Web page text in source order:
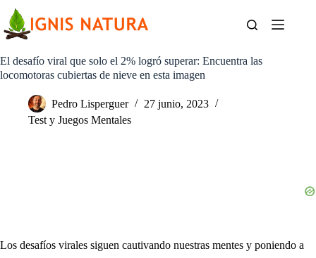
contenido
El desafío viral que solo el 2% logró superar: Encuentra las
locomotoras cubiertas de nieve en esta imagen
Pedro Lisperguer
27 junio, 2023
Test y Juegos Mentales
Los desafíos virales siguen cautivando nuestras mentes y poniendo a